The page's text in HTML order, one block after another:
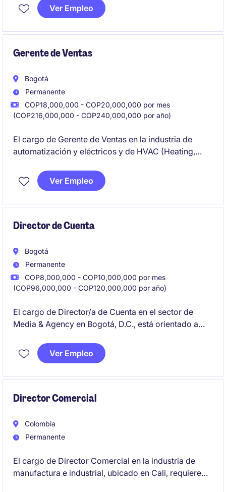
generación de nuevos negocios y el crecimiento de
la participación de esta línea en Colombia.
Ver Empleo
Gerente de Ventas
Bogotá
Permanente
COP18,000,000 - COP20,000,000 por mes
(COP216,000,000 - COP240,000,000 por año)
El cargo de Gerente de Ventas en la industria de
automatización y eléctricos y de HVAC (Heating,
liderar estrategias comerciales y gestionar equipos
de ventas para alcanzar los objetivos establecidos.
contar con experiencia en el sector de HVAC.
Ver Empleo
Director de Cuenta
Bogotá
Permanente
COP8,000,000 - COP10,000,000 por mes
(COP96,000,000 - COP120,000,000 por año)
El cargo de Director/a de Cuenta en el sector de
Media & Agency en Bogotá, D.C., está orientado a
Marketing y Agencia. Será responsable de garantizar
la satisfacción del cliente y el cumplimiento de los
Ver Empleo
Director Comercial
Colombia
Permanente
El cargo de Director Comercial en la industria de
manufactura e industrial, ubicado en Cali, requiere